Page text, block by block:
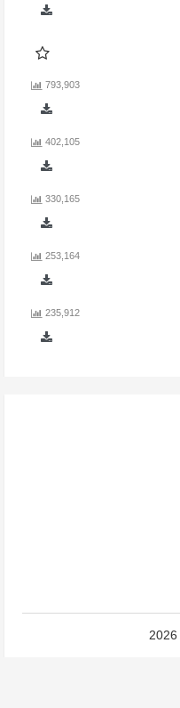
793,903
402,105
330,165
253,164
235,912